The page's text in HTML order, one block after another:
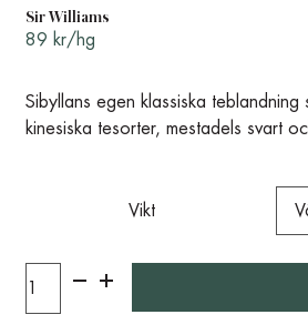
Sir Williams
89 kr/hg
Sibyllans egen klassiska
kinesiska tesorter, mestadels svart
Vikt